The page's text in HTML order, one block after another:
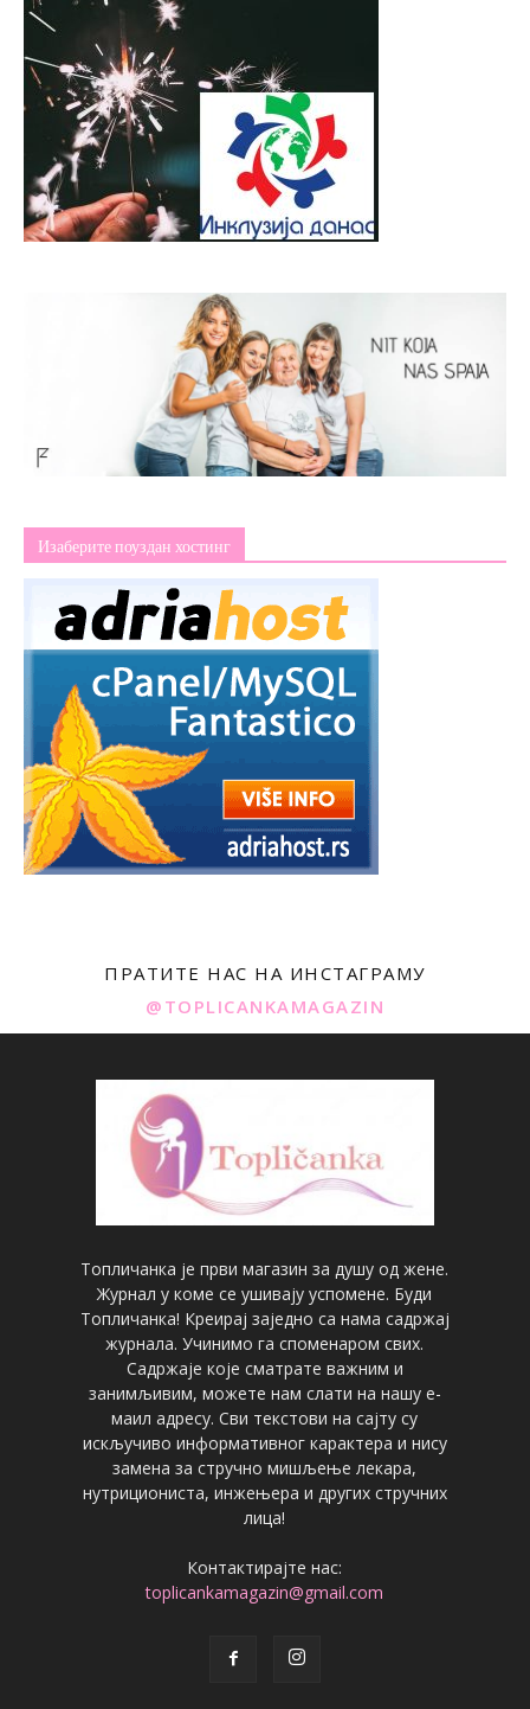
Изаберите поуздан хостинг
ПРАТИТЕ НАС НА ИНСТАГРАМУ
@TOPLICANKAMAGAZIN
Топличанка је први магазин за душу од жене.
Журнал у коме се ушивају успомене. Буди
Топличанка! Креирај заједно са нама садржај
журнала. Учинимо га споменаром свих.
Садржаје које сматрате важним и
занимљивим, можете нам слати на нашу е-
маил адресу. Сви текстови на сајту су
искључиво информативног карактера и нису
замена за стручно мишљење лекара,
нутрициониста, инжењера и других стручних
лица!
Контактирајте нас:
toplicankamagazin@gmail.com